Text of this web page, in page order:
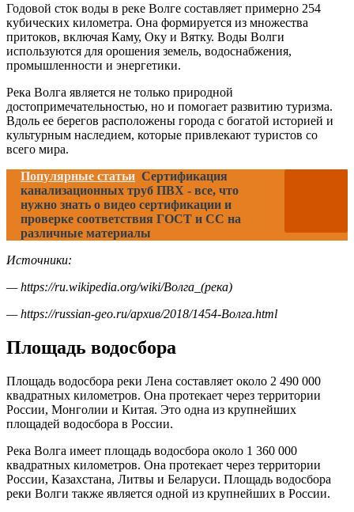
Годовой сток воды в реке Волге составляет примерно 254
кубических километра. Она формируется из множества
притоков, включая Каму, Оку и Вятку. Воды Волги
используются для орошения земель, водоснабжения,
промышленности и энергетики.
Река Волга является не только природной
достопримечательностью, но и помогает развитию туризма.
Вдоль ее берегов расположены города с богатой историей и
культурным наследием, которые привлекают туристов со
всего мира.
Популярные статьи Сертификация
канализационных труб ПВХ - все, что
нужно знать о видео сертификации и
проверке соответствия ГОСТ и СС на
различные материалы
Источники:
— https://ru.wikipedia.org/wiki/Волга_(река)
— https://russian-geo.ru/архив/2018/1454-Волга.html
Площадь водосбора
Площадь водосбора реки Лена составляет около 2 490 000
квадратных километров. Она протекает через территории
России, Монголии и Китая. Это одна из крупнейших
площадей водосбора в России.
Река Волга имеет площадь водосбора около 1 360 000
квадратных километров. Она протекает через территории
России, Казахстана, Литвы и Беларуси. Площадь водосбора
реки Волги также является одной из крупнейших в России.